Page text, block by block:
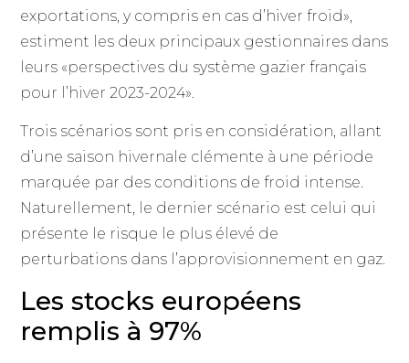
exportations, y compris en cas d’hiver froid»,
estiment les deux principaux gestionnaires dans
leurs «perspectives du système gazier français
pour l’hiver 2023-2024».
Trois scénarios sont pris en considération, allant
d’une saison hivernale clémente à une période
marquée par des conditions de froid intense.
Naturellement, le dernier scénario est celui qui
présente le risque le plus élevé de
perturbations dans l’approvisionnement en gaz.
Les stocks européens
remplis à 97%